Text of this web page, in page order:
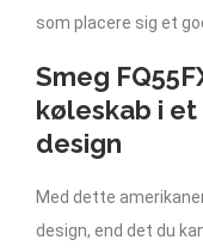
som placere sig et
Smeg
køleskab i
design
Med dette
design, end det du